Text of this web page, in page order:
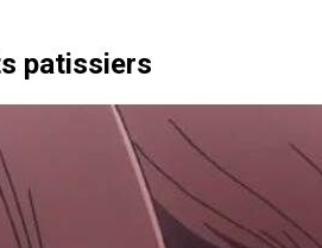
patissiers